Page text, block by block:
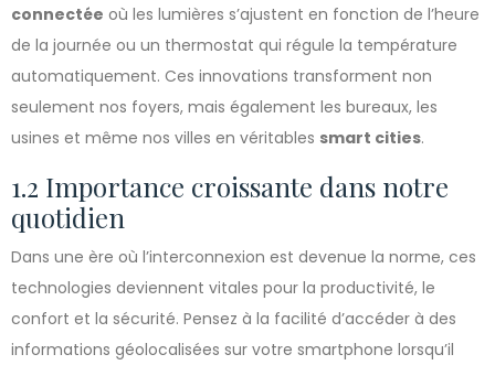
connectée où les lumières s’ajustent en fonction de l’heure
de la journée ou un thermostat qui régule la température
automatiquement. Ces innovations transforment non
seulement nos foyers, mais également les bureaux, les
usines et même nos villes en véritables smart cities.
1.2 Importance croissante dans notre
quotidien
Dans une ère où l’interconnexion est devenue la norme, ces
technologies deviennent vitales pour la productivité, le
confort et la sécurité. Pensez à la facilité d’accéder à des
informations géolocalisées sur votre smartphone lorsqu’il